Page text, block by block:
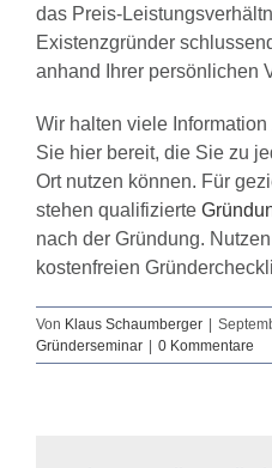
das Preis-
Existenzgründer
anhand Ihrer persönlichen
Wir halten viele
Sie hier bereit, die Sie zu
Ort nutzen können. Für
stehen qualifizierte
nach der Gründung.
kostenfreien
Von Klaus Schaumberger
Gründerseminar
0 Kommentare